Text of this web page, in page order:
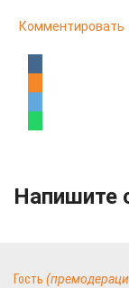
Комментировать
Напишите
Гость